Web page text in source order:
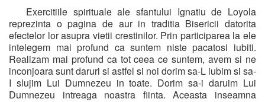
Exercitiile spirituale ale sfantului Ignatiu de Loyola
reprezinta o pagina de aur in traditia Bisericii datorita
efectelor lor asupra vietii crestinilor. Prin participarea la ele
intelegem mai profund ca suntem niste pacatosi iubiti.
Realizam mai profund ca tot ceea ce suntem, avem si ne
inconjoara sunt daruri si astfel si noi dorim sa-L iubim si sa-
I slujim Lui Dumnezeu in toate. Dorim sa-i daruim Lui
Dumnezeu intreaga noastra fiinta. Aceasta inseamna